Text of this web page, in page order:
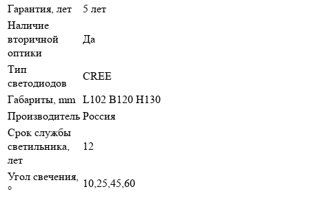
Гарантия, лет
5 лет
Наличие
вторичной
оптики
Да
Тип
светодиодов
CREE
Габариты, mm L102 B120 H130
Производитель Россия
Срок службы
светильника,
лет
12
Угол свечения,
°
10,25,45,60